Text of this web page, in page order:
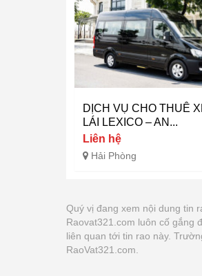
DỊCH VỤ CHO THUÊ
LÁI LEXICO – AN...
Liên hệ
Hải Phòng
Quý vị đang xem nội dung tin
Raovat321.com luôn cố gắng
liên quan tới tin rao này.
RaoVat321.com.